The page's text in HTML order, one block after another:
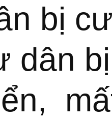
bị
dân bị